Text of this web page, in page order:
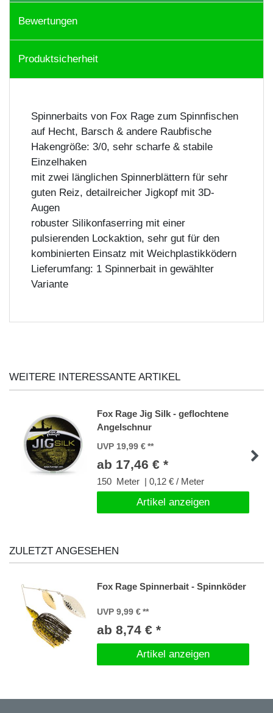
Bewertungen
Produktsicherheit
Spinnerbaits von Fox Rage zum Spinnfischen
auf Hecht, Barsch & andere Raubfische
Hakengröße: 3/0, sehr scharfe & stabile
Einzelhaken
mit zwei länglichen Spinnerblättern für sehr
guten Reiz, detailreicher Jigkopf mit 3D-
Augen
robuster Silikonfaserring mit einer
pulsierenden Lockaktion, sehr gut für den
kombinierten Einsatz mit Weichplastikködern
Lieferumfang: 1 Spinnerbait in gewählter
Variante
WEITERE INTERESSANTE ARTIKEL
Fox Rage Jig Silk - geflochtene
Angelschnur
UVP 19,99 €
ab 17,46 € *
150 Meter | 0,12 € / Meter
Artikel anzeigen
ZULETZT ANGESEHEN
Fox Rage Spinnerbait - Spinnköder
UVP 9,99 €
ab 8,74 € *
Artikel anzeigen